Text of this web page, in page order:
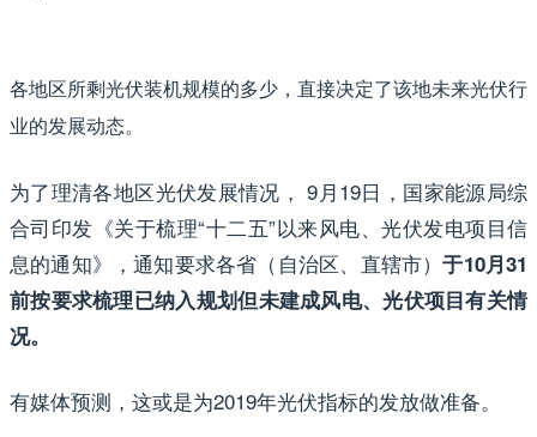
各地区所剩光伏装机规模的多少，直接决定了该地未来光伏行
业的发展动态。
为了理清各地区光伏发展情况， 9月19日，国家能源局综
合司印发《关于梳理“十二五”以来风电、光伏发电项目信
息的通知》，通知要求各省（自治区、直辖市）于10月31
前按要求梳理已纳入规划但未建成风电、光伏项目有关情
况。
有媒体预测，这或是为2019年光伏指标的发放做准备。